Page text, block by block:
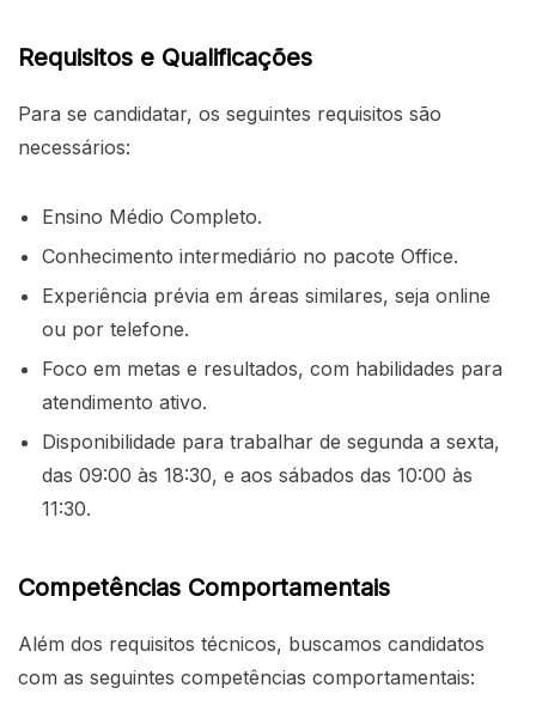
Requisitos e Qualificações
Para se candidatar, os seguintes requisitos são
necessários:
Ensino Médio Completo.
Conhecimento intermediário no pacote Office.
Experiência prévia em áreas similares, seja online
ou por telefone.
Foco em metas e resultados, com habilidades para
atendimento ativo.
Disponibilidade para trabalhar de segunda a sexta,
das 09:00 às 18:30, e aos sábados das 10:00 às
11:30.
Competências Comportamentais
Além dos requisitos técnicos, buscamos candidatos
com as seguintes competências comportamentais: